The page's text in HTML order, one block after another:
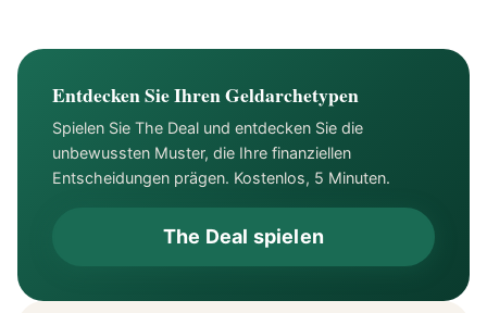
Entdecken Sie Ihren Geldarchetypen
Spielen Sie The Deal und entdecken Sie die
unbewussten Muster, die Ihre finanziellen
Entscheidungen prägen. Kostenlos, 5 Minuten.
The Deal spielen